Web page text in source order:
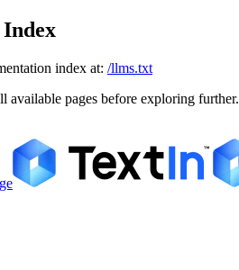
index at: /llms.txt
available pages before exploring further.